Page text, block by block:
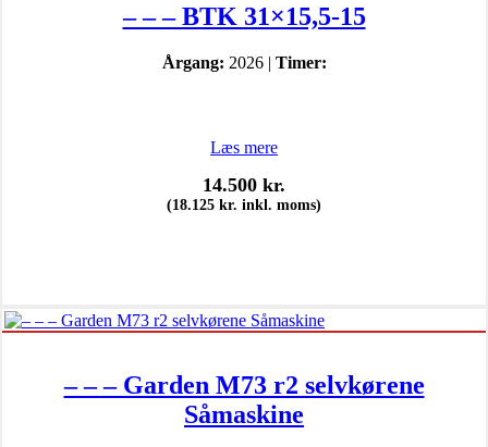
– – – BTK 31×15,5-15
Årgang: 2026 | Timer:
Læs mere
14.500 kr.
(18.125 kr. inkl. moms)
– – – Garden M73 r2 selvkørene
Såmaskine